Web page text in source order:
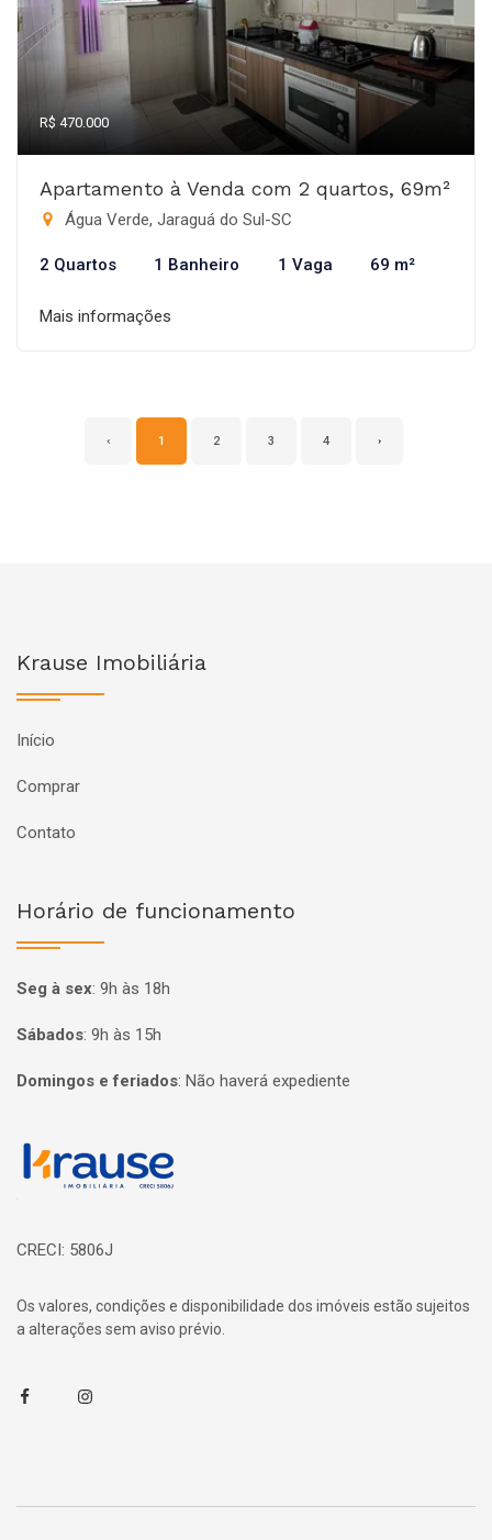
R$ 470.000
Apartamento à Venda com 2 quartos, 69m²
Água Verde, Jaraguá do Sul-SC
2 Quartos 1 Banheiro 1 Vaga 69 m²
Mais informações
‹ 1 2 3 4 ›
Krause Imobiliária
Início
Comprar
Contato
Horário de funcionamento
Seg à sex: 9h às 18h
Sábados: 9h às 15h
Domingos e feriados: Não haverá expediente
Página inicial
CRECI: 5806J
Os valores, condições e disponibilidade dos imóveis estão sujeitos
a alterações sem aviso prévio.
FacebookInstagram